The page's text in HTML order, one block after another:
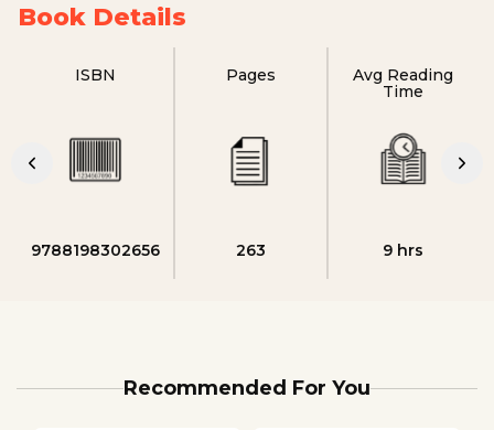
Book Details
ISBN
9788198302656
Pages
263
Avg Reading
Time
9 hrs
Recommended For You